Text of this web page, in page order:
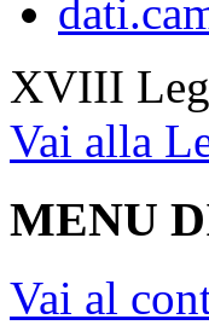
XVIII
Vai alla
MENU
Vai al